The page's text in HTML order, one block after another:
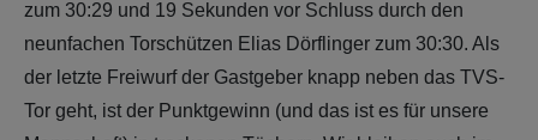
zum 30:29 und 19 Sekunden vor Schluss durch den
neunfachen Torschützen Elias Dörflinger zum 30:30. Als
der letzte Freiwurf der Gastgeber knapp neben das TVS-
Tor geht, ist der Punktgewinn (und das ist es für unsere